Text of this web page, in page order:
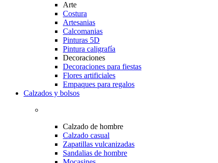
Arte
Costura
Artesanias
Calcomanias
Pinturas 5D
Pintura caligrafía
Decoraciones
Decoraciones para fiestas
Flores artificiales
Empaques para regalos
Calzados y bolsos
Calzado de hombre
Calzado casual
Zapatillas vulcanizadas
Sandalias de hombre